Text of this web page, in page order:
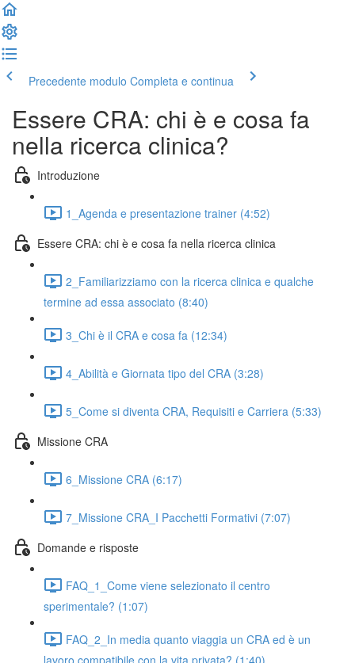
Precedente modulo Completa e continua
Essere CRA: chi è e cosa fa
nella ricerca clinica?
Introduzione
1_Agenda e presentazione trainer (4:52)
Essere CRA: chi è e cosa fa nella ricerca clinica
2_Familiarizziamo con la ricerca clinica e qualche
termine ad essa associato (8:40)
3_Chi è il CRA e cosa fa (12:34)
4_Abilità e Giornata tipo del CRA (3:28)
5_Come si diventa CRA, Requisiti e Carriera (5:33)
Missione CRA
6_Missione CRA (6:17)
7_Missione CRA_I Pacchetti Formativi (7:07)
Domande e risposte
FAQ_1_Come viene selezionato il centro
sperimentale? (1:07)
FAQ_2_In media quanto viaggia un CRA ed è un
lavoro compatibile con la vita privata? (1:40)